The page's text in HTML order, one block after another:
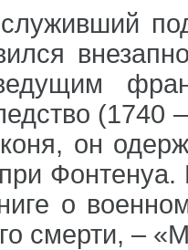
(1740
он
о
смерти, –